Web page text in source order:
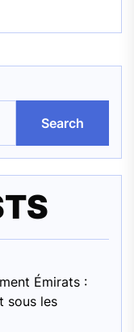
Search
Émirats :
sous les